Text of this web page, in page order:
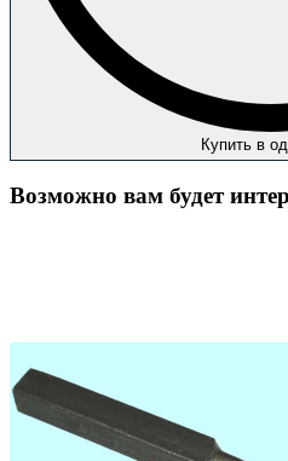
Купить в
Возможно вам будет